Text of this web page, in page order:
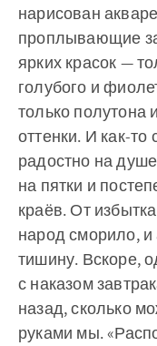
нарисован
проплывающие
ярких красок —
голубого и
только
оттенки. И как-то
радостно на
на пятки и
краёв. От
народ сморило, и
тишину. Вскоре,
с наказом
назад, сколько
руками мы.